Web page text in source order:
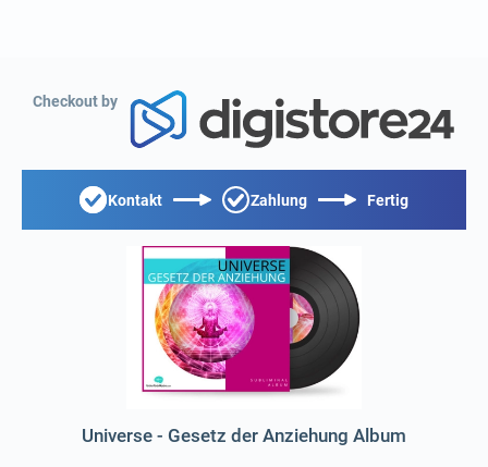
Checkout by
Kontakt Zahlung Fertig
Universe - Gesetz der Anziehung Album